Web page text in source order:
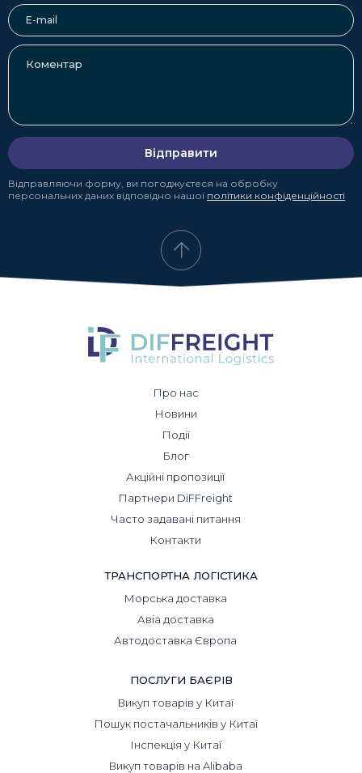
Відправити
Відправляючи форму, ви погоджуєтеся на обробку
персональних даних відповідно нашої політики конфіденційності
Про нас
Новини
Події
Блог
Акційні пропозиції
Партнери DiFFreight
Часто задавані питання
Контакти
ТРАНСПОРТНА ЛОГІСТИКА
Морська доставка
Авіа доставка
Автодоставка Європа
ПОСЛУГИ БАЄРІВ
Викуп товарів у Китаї
Пошук постачальників у Китаї
Інспекція у Китаї
Викуп товарів на Alibaba